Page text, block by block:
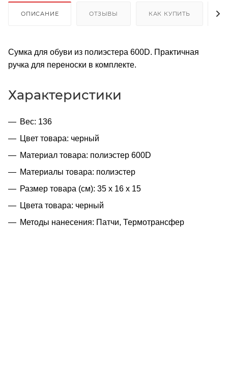
ОПИСАНИЕ ОТЗЫВЫ КАК КУПИТЬ
Сумка для обуви из полиэстера 600D. Практичная
ручка для переноски в комплекте.
Характеристики
Вес: 136
Цвет товара: черный
Материал товара: полиэстер 600D
Материалы товара: полиэстер
Размер товара (см): 35 x 16 x 15
Цвета товара: черный
Методы нанесения: Патчи, Термотрансфер